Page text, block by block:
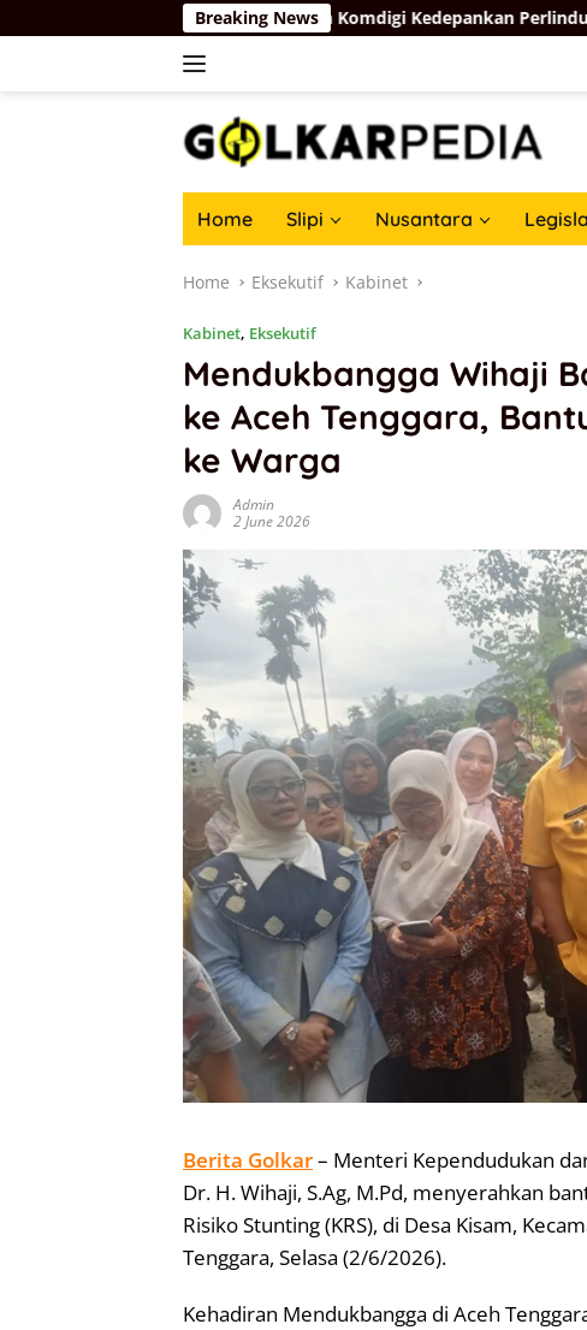
to
Breaking News
Arifin Dukung Langkah Komdigi Kedepankan Perlindungan
Home Slipi Nusantara
Home Eksekutif Kabinet
Kabinet, Eksekutif
Mendukbangga Wihaji
ke Aceh Tenggara,
ke Warga
Admin
2 June 2026
Berita Golkar– Menteri Kependudukan
Dr. H. Wihaji, S.Ag, M.Pd, menyerahkan
Risiko Stunting (KRS), di Desa Kisam,
Tenggara, Selasa (2/6/2026).
Kehadiran Mendukbangga di Aceh